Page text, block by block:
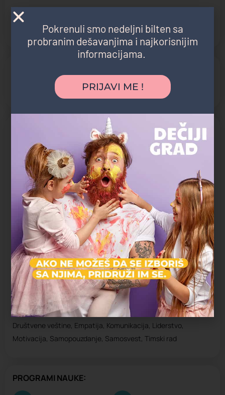
Hikari Mental Arithmetic
Veličina grupe:
Sertifikati: Hikari Mental Arithmetic
Nastava prilagođena uzrastu:
Mladji osnovci, Stariji osnovci, Predškolski uzrast, Vrtićki
uzrast
Razvoj intelektualnih veština:
Abakus, Analitika, Fokus, Koncentracija, Kreativno
razmišljanje, Kritičko razmišljanje, Logičko razmišljanje,
Mentalna aritmetika, Motorika, Pamćenje, Prostorno
razmišljanje, Rešavanje problema, Učenje
Razvoj socio-emocijalnih veština:
Društvene veštine, Empatija, Komunikacija, Liderstvo,
Motivacija, Samopouzdanje, Samosvest, Timski rad
PROGRAMI NAUKE:
Pokrenuli smo nedeljni bilten sa
probranim dešavanjima i najkorisnijim
informacijama.
PRIJAVI ME !